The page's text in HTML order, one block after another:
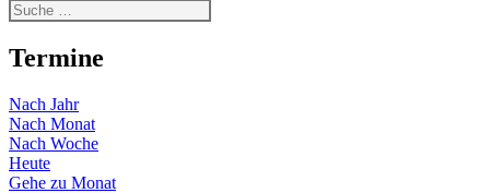
Termine
Nach Jahr
Nach Monat
Nach Woche
Heute
Gehe zu Monat